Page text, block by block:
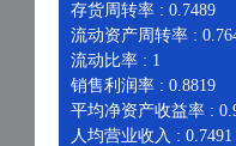
存货周转率 : 0.7489
流动资产周转率 :
流动比率 : 1
销售利润率 : 0.8819
平均净资产收益率 :
人均营业收入 : 0.7491